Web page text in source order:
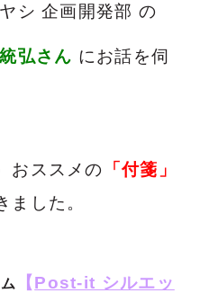
シ 企画開発部 の
弘さん にお話を伺
おススメの 「付箋」
ました。
【 Post-it シルエッ